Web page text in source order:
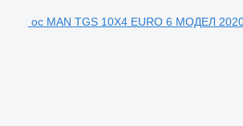
ос MAN TGS 10X4 EURO 6 МОДЕЛ